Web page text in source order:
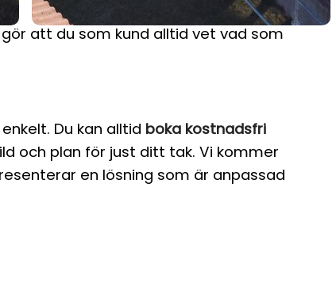
att du som kund alltid vet vad som
Du kan alltid boka kostnadsfri
och plan för just ditt tak. Vi kommer
en lösning som är anpassad